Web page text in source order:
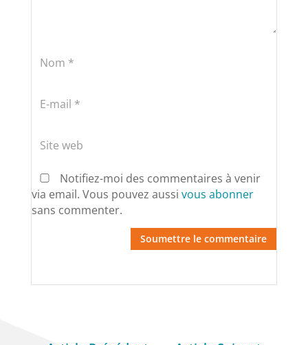
Notifiez-moi des commentaires à venir
via email. Vous pouvez aussi vous abonner
sans commenter.
Soumettre le commentaire